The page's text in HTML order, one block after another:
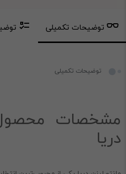
توضیحات تکمیلی
توضیحات تکمیلی
مشخصات محصول
دریا